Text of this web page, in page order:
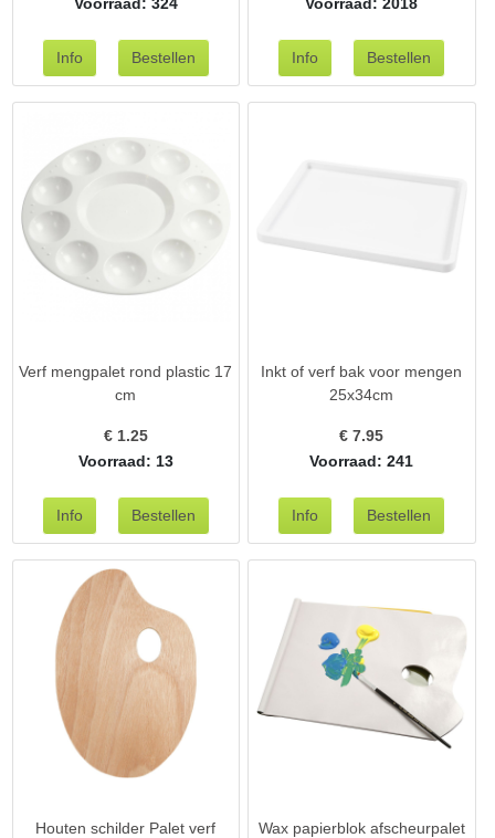
Verf mengpalet rond plastic 17
cm
€ 1.25
Voorraad: 13
Inkt of verf bak voor mengen
25x34cm
€7.95
Voorraad: 241
Houten schilder Palet verf
Wax papierblok afscheurpalet